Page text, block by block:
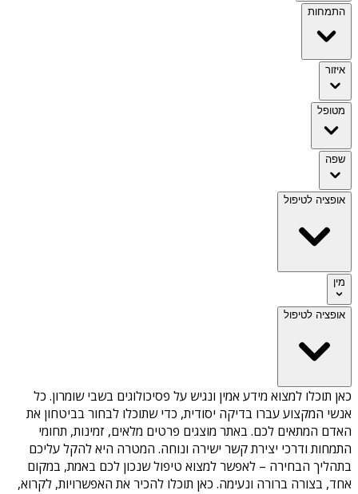
התמחות
איזור
מטופל
שפה
אופציה לטיפול
מין
אופציה לטיפול
כאן תוכלו למצוא מידע אמין ונגיש על פסיכולוגים בשבי שומרון. כל
אנשי המקצוע עברו בדיקה יסודית, כדי שתוכלו לבחור בביטחון את
האדם המתאים לכם. באתר מוצגים פרטים מלאים, זמינות, תחומי
התמחות ודרכי יצירת קשר ישירה ונוחה. המטרה היא להקל עליכם
בתהליך הבחירה – לאפשר למצוא טיפול שנכון לכם באמת, במקום
אחד, בצורה ברורה ונעימה. כאן תוכלו להכיר את האפשרויות, לקרוא,